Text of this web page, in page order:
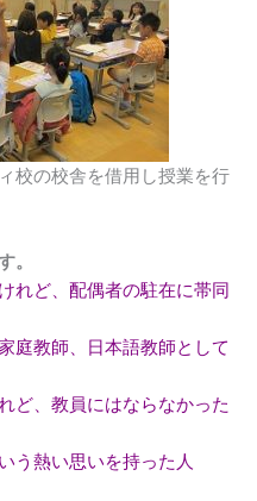
の校舎を借用し授業を行
。
れど、配偶者の駐在に帯同
庭教師、日本語教師として
ど、教員にはならなかった
う熱い思いを持った人